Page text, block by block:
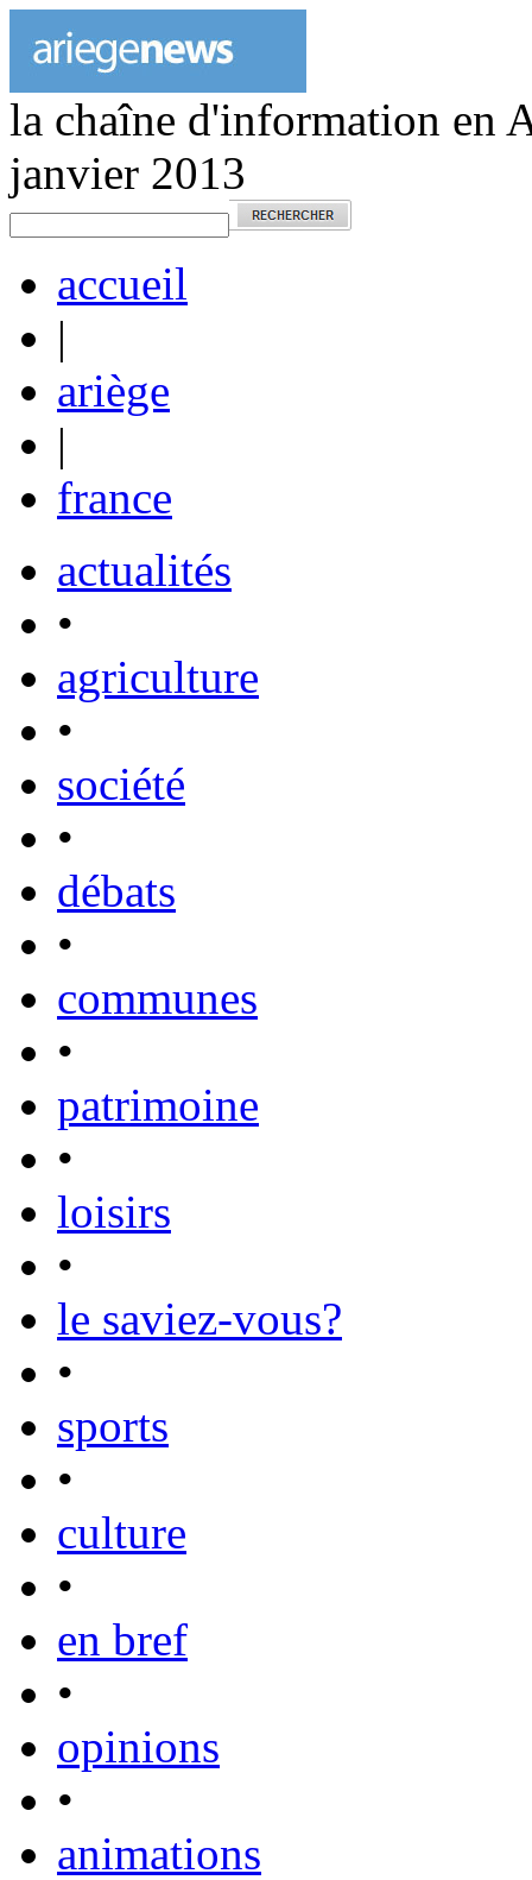
la chaîne d'information en
janvier 2013
accueil
|
ariège
|
france
actualités
•
agriculture
•
société
•
débats
•
communes
•
patrimoine
•
loisirs
•
le saviez-vous?
•
sports
•
culture
•
en bref
•
opinions
•
animations